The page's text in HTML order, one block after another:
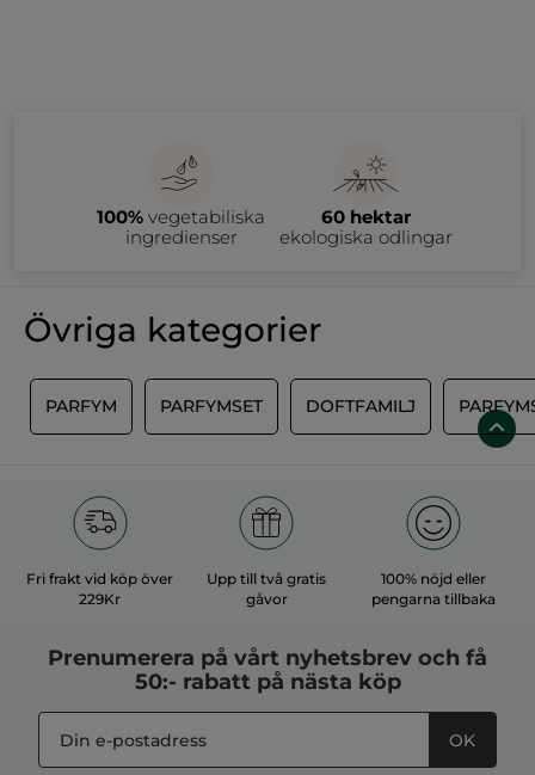
100% vegetabiliska
ingredienser
60 hektar
ekologiska odlingar
Övriga kategorier
PARFYM PARFYMSET DOFTFAMILJ
Fri frakt vid köp över
229Kr
Upp till två gratis
gåvor
100% nöjd eller
pengarna tillbaka
Prenumerera på vårt nyhetsbrev och få
50:- rabatt på nästa köp
OK